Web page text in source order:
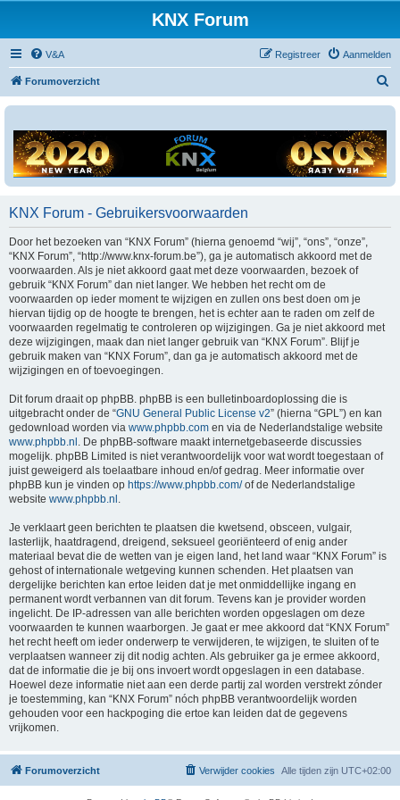
KNX Forum
V&A Aanmelden
Registreer
Forumoverzicht
KNX Forum - Gebruikersvoorwaarden
Door het bezoeken van “KNX Forum” (hierna genoemd “wij”, “ons”, “onze”,
“KNX Forum”, “http://www.knx-forum.be”), ga je automatisch akkoord met de
voorwaarden. Als je niet akkoord gaat met deze voorwaarden, bezoek of
gebruik “KNX Forum” dan niet langer. We hebben het recht om de
voorwaarden op ieder moment te wijzigen en zullen ons best doen om je
hiervan tijdig op de hoogte te brengen, het is echter aan te raden om zelf de
voorwaarden regelmatig te controleren op wijzigingen. Ga je niet akkoord met
deze wijzigingen, maak dan niet langer gebruik van “KNX Forum”. Blijf je
gebruik maken van “KNX Forum”, dan ga je automatisch akkoord met de
wijzigingen en of toevoegingen.
Dit forum draait op phpBB. phpBB is een bulletinboardoplossing die is
uitgebracht onder de “GNU General Public License v2” (hierna “GPL”) en kan
gedownload worden via www.phpbb.com en via de Nederlandstalige website
www.phpbb.nl . De phpBB-software maakt internetgebaseerde discussies
mogelijk. phpBB Limited is niet verantwoordelijk voor wat wordt toegestaan of
juist geweigerd als toelaatbare inhoud en/of gedrag. Meer informatie over
phpBB kun je vinden op https://www.phpbb.com/of de Nederlandstalige
website www.phpbb.nl .
Je verklaart geen berichten te plaatsen die kwetsend, obsceen, vulgair,
lasterlijk, haatdragend, dreigend, seksueel georiënteerd of enig ander
materiaal bevat die de wetten van je eigen land, het land waar “KNX Forum” is
gehost of internationale wetgeving kunnen schenden. Het plaatsen van
dergelijke berichten kan ertoe leiden dat je met onmiddellijke ingang en
permanent wordt verbannen van dit forum. Tevens kan je provider worden
ingelicht. De IP-adressen van alle berichten worden opgeslagen om deze
voorwaarden te kunnen waarborgen. Je gaat er mee akkoord dat “KNX Forum”
het recht heeft om ieder onderwerp te verwijderen, te wijzigen, te sluiten of te
verplaatsen wanneer zij dit nodig achten. Als gebruiker ga je ermee akkoord,
dat de informatie die je bij ons invoert wordt opgeslagen in een database.
Hoewel deze informatie niet aan een derde partij zal worden verstrekt zónder
je toestemming, kan “KNX Forum” nóch phpBB verantwoordelijk worden
gehouden voor een hackpoging die ertoe kan leiden dat de gegevens
vrijkomen.
Forumoverzicht Alle tijden zijn UTC+02:00
Verwijder cookies